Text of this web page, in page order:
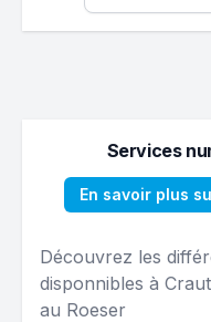
Services
En savoir plus
Découvrez les
disponnibles à
au Roeser